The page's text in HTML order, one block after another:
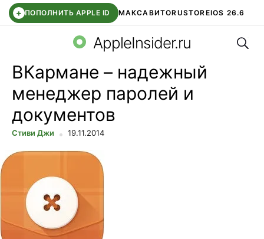
+ ПОПОЛНИТЬ APPLE ID МАКСАВИТОRUSTOREIOS 26.6
СБЕР КИДС ВТБ ОНЛАЙН ЧАТ В ROBLOX
AppleInsider.ru
ВКармане – надежный
менеджер паролей и
документов
Стиви Джи 19.11.2014